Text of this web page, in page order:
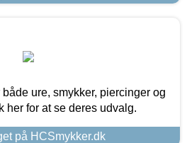
ure, smykker, piercinger og
her for at se deres udvalg.
på HCSmykker.dk